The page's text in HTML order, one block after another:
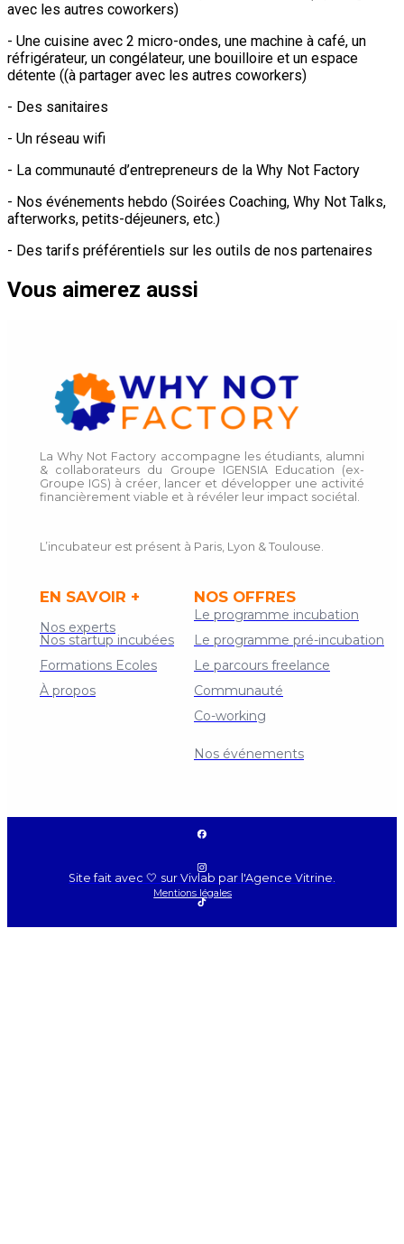
avec les autres coworkers)
- Une cuisine avec 2 micro-ondes, une machine à café, un
réfrigérateur, un congélateur, une bouilloire et un espace
détente ((à partager avec les autres coworkers)
- Des sanitaires
- Un réseau wifi
- La communauté d’entrepreneurs de la Why Not Factory
- Nos événements hebdo (Soirées Coaching, Why Not Talks,
afterworks, petits-déjeuners, etc.)
- Des tarifs préférentiels sur les outils de nos partenaires
Vous aimerez aussi
Le programme incubation
La Why Not Factory accompagne les étudiants, alumni
& collaborateurs du Groupe IGENSIA Education (ex-
Groupe IGS) à créer, lancer et développer une activité
financièrement viable et à révéler leur impact sociétal.
L’incubateur est présent à Paris, Lyon & Toulouse.
NOS OFFRES
EN SAVOIR +
Co-working
Nos événements
Formations Ecoles
Nos startup incubées
Nos experts
Le parcours freelance
Le programme pré-incubation
À propos Communauté
Mentions légales
Site fait avec 🤍 sur Vivlab par l'Agence Vitrine.